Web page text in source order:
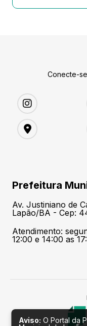
Conecte-
Prefeitura
Av. Justiniano de
Lapão/BA - Cep:
Atendimento:
12:00 e 14:00 as
Aviso: O Portal da